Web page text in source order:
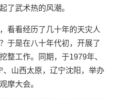
了武术热的风潮。
看经历了几十年的天灾人
于是在八十年代初，开展了
整工作。同期，于1979年、
山西太原，辽宁沈阳，举办
摩大会。